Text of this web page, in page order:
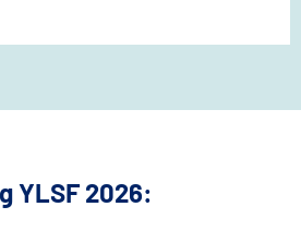
YLSF 2026: